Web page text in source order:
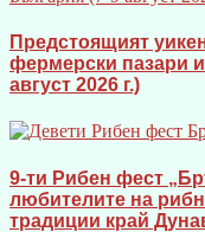
Предстоящият
фермерски пазари
август 2026 г.)
9-ти Рибен фест
любителите на
традиции край